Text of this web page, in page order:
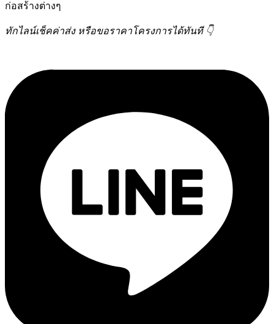
ก่อสร้างต่างๆ
ทักไลน์เช็คค่าส่ง หรือขอราคาโครงการได้ทันที 👇